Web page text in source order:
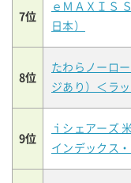
7位
ｅＭＡＸＩＳ
日本）
8位
たわらノーロ
ジあり）＜ラ
9位
ｉシェアーズ
インデックス